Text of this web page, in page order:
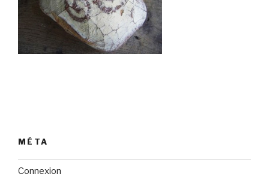
MÉTA
Connexion